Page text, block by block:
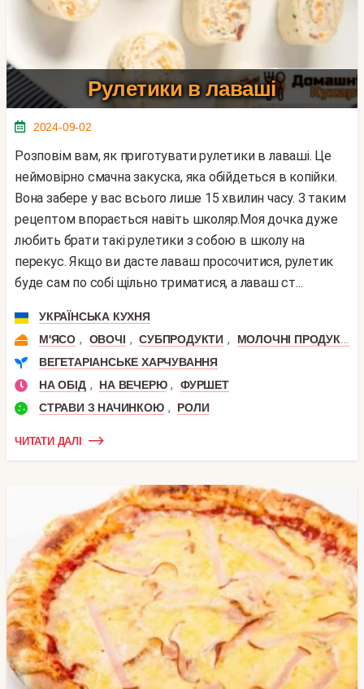
Рулетики в лаваші
2024-09-02
Розповім вам, як приготувати рулетики в лаваші. Це
неймовірно смачна закуска, яка обійдеться в копійки.
Вона забере у вас всього лише 15 хвилин часу. З таким
рецептом впорається навіть школяр.Моя дочка дуже
любить брати такі рулетики з собою в школу на
перекус. Якщо ви дасте лаваш просочитися, рулетик
буде сам по собі щільно триматися, а лаваш ст...
УКРАЇНСЬКА КУХНЯ
М'ЯСО , ОВОЧІ , СУБПРОДУКТИ , МОЛОЧНІ ПРОДУКТИ
ВЕГЕТАРІАНСЬКЕ ХАРЧУВАННЯ
НА ОБІД , НА ВЕЧЕРЮ ,
ФУРШЕТ
СТРАВИ З НАЧИНКОЮ , РОЛИ
ЧИТАТИ ДАЛІ